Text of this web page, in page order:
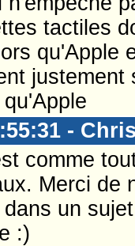
tactiles
qu'Apple
-
comme
Merci de
un
:)